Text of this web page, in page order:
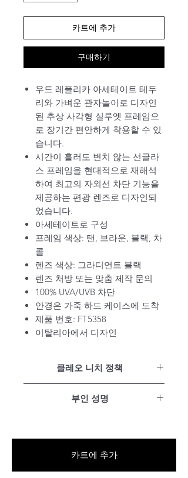
카트에 추가
구매하기
우드 레플리카 아세테이트 테두
리와 가벼운 관자놀이로 디자인
된 추상 사각형 실루엣 프레임으
로 장기간 편안하게 착용할 수 있
습니다.
시간이 흘러도 변치 않는 선글라
스 프레임을 현대적으로 재해석
하여 최고의 자외선 차단 기능을
제공하는 편광 렌즈로 디자인되
었습니다.
아세테이트로 구성
프레임 색상: 탠, 브라운, 블랙, 차
콜
렌즈 색상: 그라디언트 블랙
렌즈 처방 또는 맞춤 제작 문의
100% UVA/UVB 차단
안경은 가죽 하드 케이스에 도착
제품 번호: FT5358
이탈리아에서 디자인
클레오 니치 정책
15일 이내 무료 반품
부인 성명
카트에 추가